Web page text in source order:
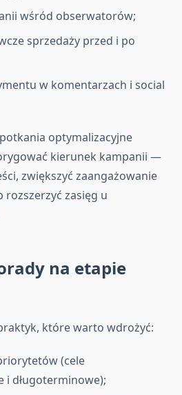
wśród obserwatorów;
sprzedaży przed i po
w komentarzach i social
optymalizacyjne
kierunek kampanii —
zwiększyć zaangażowanie
zasięg u
na etapie
które warto wdrożyć:
(cele
długoterminowe);